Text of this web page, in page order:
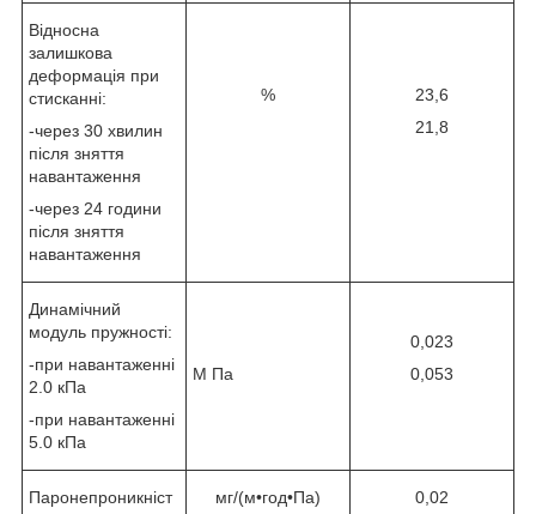
Відносна
залишкова
деформація при
стисканні:
-через 30 хвилин
після зняття
навантаження
-через 24 години
після зняття
навантаження
%
23,6
21,8
Динамічний
модуль пружності:
-при навантаженні
2.0 кПа
-при навантаженні
5.0 кПа
М Па
0,023
0,053
Паронепроникніст
мг/(м•год•Па) 0,02